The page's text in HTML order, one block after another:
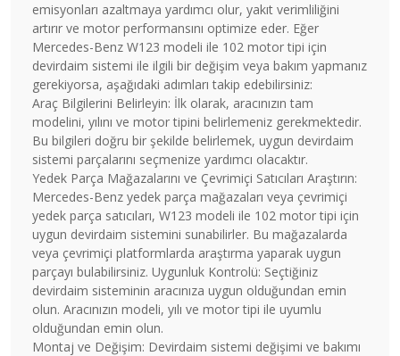
emisyonları azaltmaya yardımcı olur, yakıt verimliliğini
artırır ve motor performansını optimize eder. Eğer
Mercedes-Benz W123 modeli ile 102 motor tipi için
devirdaim sistemi ile ilgili bir değişim veya bakım yapmanız
gerekiyorsa, aşağıdaki adımları takip edebilirsiniz:
Araç Bilgilerini Belirleyin: İlk olarak, aracınızın tam
modelini, yılını ve motor tipini belirlemeniz gerekmektedir.
Bu bilgileri doğru bir şekilde belirlemek, uygun devirdaim
sistemi parçalarını seçmenize yardımcı olacaktır.
Yedek Parça Mağazalarını ve Çevrimiçi Satıcıları Araştırın:
Mercedes-Benz yedek parça mağazaları veya çevrimiçi
yedek parça satıcıları, W123 modeli ile 102 motor tipi için
uygun devirdaim sistemini sunabilirler. Bu mağazalarda
veya çevrimiçi platformlarda araştırma yaparak uygun
parçayı bulabilirsiniz. Uygunluk Kontrolü: Seçtiğiniz
devirdaim sisteminin aracınıza uygun olduğundan emin
olun. Aracınızın modeli, yılı ve motor tipi ile uyumlu
olduğundan emin olun.
Montaj ve Değişim: Devirdaim sistemi değişimi ve bakımı